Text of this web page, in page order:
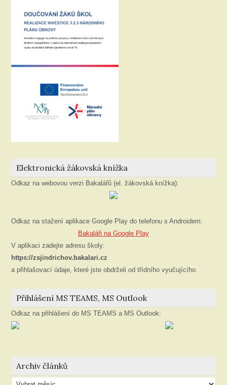
Elektronická žákovská knížka
Odkaz na webovou verzi Bakalářů (el. žákovská knížka):
Odkaz na stažení aplikace Google Play do telefonu s Androidem:
Bakaláři na Google Play
V aplikaci zadejte adresu školy:
https://zsjindrichov.bakalari.cz
a přihlašovací údaje, které jste obdrželi od třídního vyučujícího.
Přihlášení MS TEAMS, MS Outlook
Odkaz na přihlášení do MS TEAMS a MS Outlook:
Archiv článků
Archiv